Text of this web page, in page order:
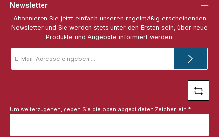
Newsletter
Abonnieren Sie jetzt einfach unseren regelmäßig erscheinenden
Newsletter und Sie werden stets unter den Ersten sein, über neue
Produkte und Angebote informiert werden.
Mail-
Adresse
Um weiterzugehen, geben Sie die oben abgebildeten Zeichen ein *